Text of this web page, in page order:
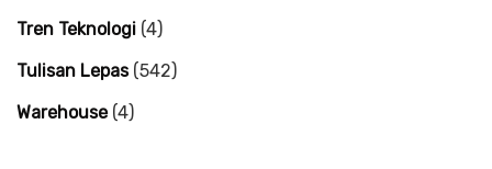
Tren Teknologi (4)
Tulisan Lepas(542)
Warehouse(4)